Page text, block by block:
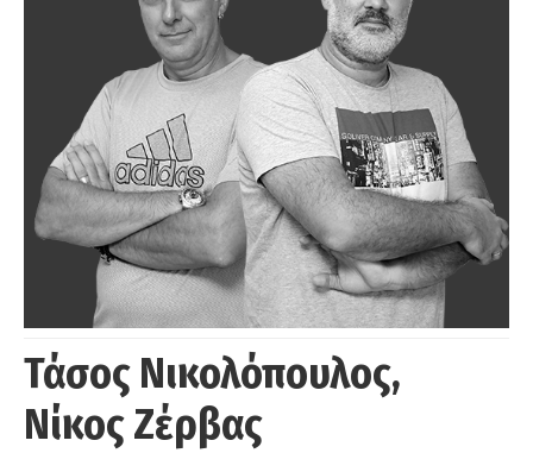
Τάσος Νικολόπουλος,
Νίκος Ζέρβας